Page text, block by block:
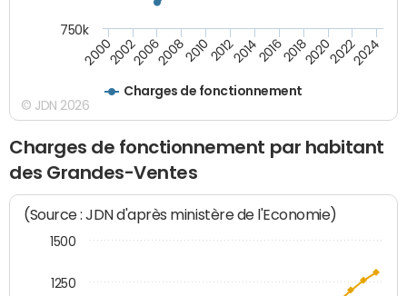
Charges de fonctionnement
200020022006200820102012201420162018202020222024
750k
© JDN 2026
Charges de fonctionnement par habitant
des Grandes-Ventes
(Source : JDN d'après ministère de l'Economie)
1250
1500